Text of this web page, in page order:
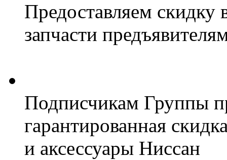
Предоставляем скидку
запчасти
Подписчикам Группы
гарантированная
и аксессуары Ниссан